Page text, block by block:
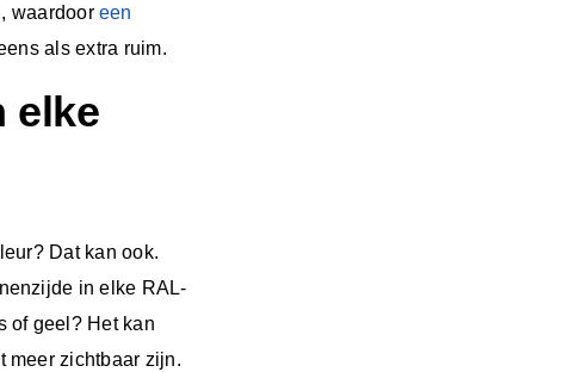
waardoor een
als extra ruim.
elke
Dat kan ook.
in elke RAL-
of geel? Het kan
meer zichtbaar zijn.